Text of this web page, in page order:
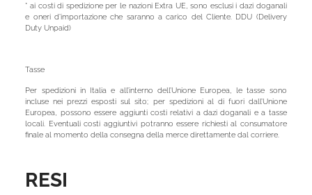
* ai costi di spedizione per le nazioni Extra UE, sono esclusi i dazi doganali
e oneri d’importazione che saranno a carico del Cliente. DDU (Delivery
Duty Unpaid)
Tasse
Per spedizioni in Italia e all’interno dell’Unione Europea, le tasse sono
incluse nei prezzi esposti sul sito; per spedizioni al di fuori dall’Unione
Europea, possono essere aggiunti costi relativi a dazi doganali e a tasse
locali. Eventuali costi aggiuntivi potranno essere richiesti al consumatore
finale al momento della consegna della merce direttamente dal corriere.
RESI